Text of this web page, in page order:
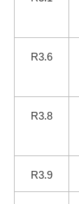
R3.6
R3.8
R3.9